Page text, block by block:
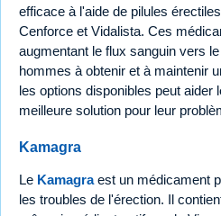
efficace à l'aide de pilules
Cenforce et Vidalista. Ces
augmentant le flux sanguin vers
hommes à obtenir et à maintenir
les options disponibles peut aider
meilleure solution pour leur
Kamagra
Le Kamagraest un médicament
les troubles de l'érection. Il